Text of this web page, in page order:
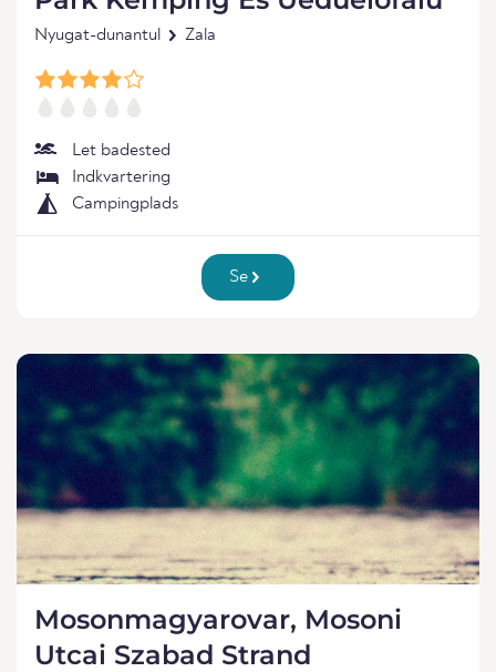
Nyugat-dunantul Zala
Let badested
Indkvartering
Campingplads
Se
Mosonmagyarovar, Mosoni
Utcai Szabad Strand